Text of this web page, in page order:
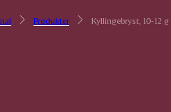
Produkter Kyllingebryst, 10-12 g